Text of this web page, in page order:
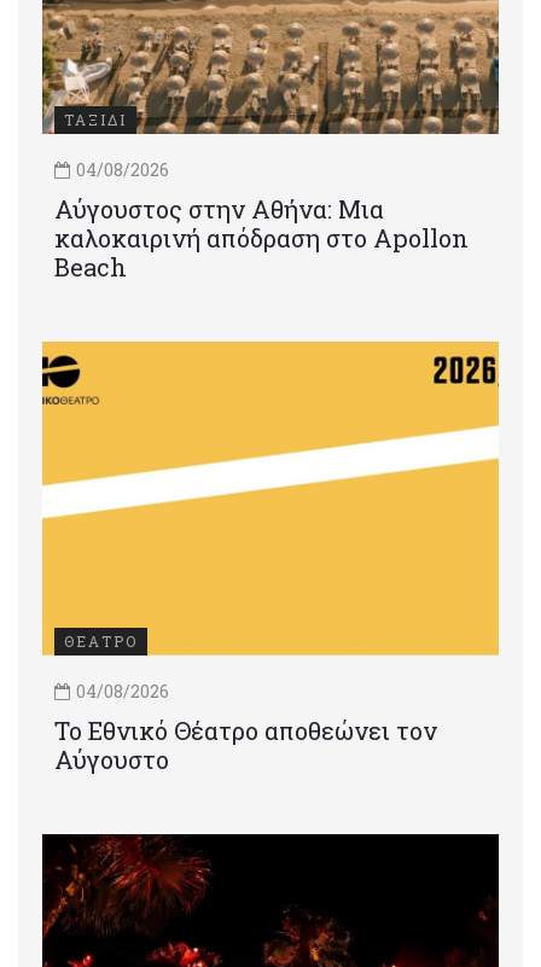
ΤΑΞΙΔΙ
04/08/2026
Αύγουστος στην Αθήνα: Μια
καλοκαιρινή απόδραση στο Apollon
Beach
ΘΕΑΤΡΟ
04/08/2026
Το Εθνικό Θέατρο αποθεώνει τον
Αύγουστο